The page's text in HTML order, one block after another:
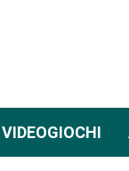
VIDEOGIOCHI